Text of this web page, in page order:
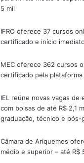
5 mil
IFRO oferece 37 cursos
certificado e início imediato
MEC oferece 362 cursos
certificado pela
IEL reúne novas vagas de
com bolsas de até R$ 2,1
graduação, técnico e pós-
Câmara de Ariquemes
médio e superior – até R$